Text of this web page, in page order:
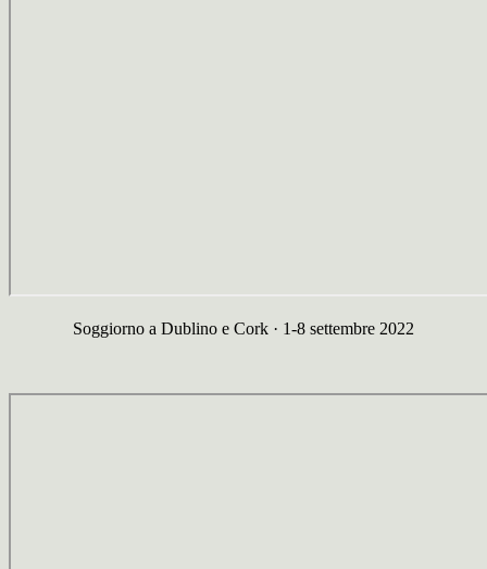
Soggiorno a Dublino e Cork · 1-8 settembre 2022